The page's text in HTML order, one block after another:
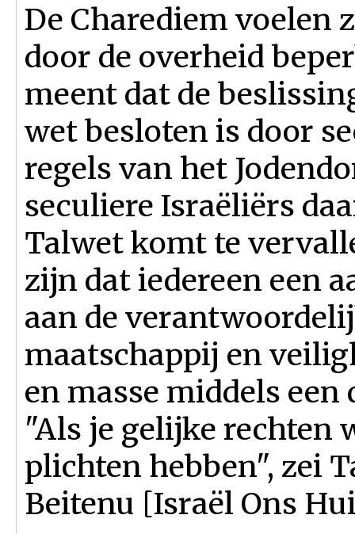
De Charediem voelen
door de overheid
meent dat de
wet besloten is door
regels van het
seculiere Israëliërs
Talwet komt te
zijn dat iedereen een
aan de
maatschappij en
en masse middels
"Als je gelijke rechten
plichten hebben", zei
Beitenu [Israël Ons